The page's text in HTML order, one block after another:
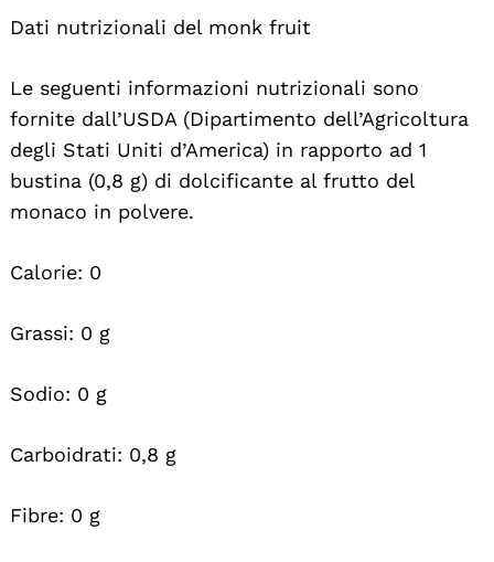
Dati nutrizionali del monk fruit
Le seguenti informazioni nutrizionali sono
fornite dall’USDA (Dipartimento dell’Agricoltura
degli Stati Uniti d’America) in rapporto ad 1
bustina (0,8 g) di dolcificante al frutto del
monaco in polvere.
Calorie: 0
Grassi: 0 g
Sodio: 0 g
Carboidrati: 0,8 g
Fibre: 0 g